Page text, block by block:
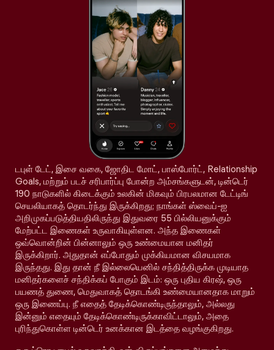
டபுள் டேட், இசை வகை, ஜோதிட மோட், பாஸ்போர்ட், Relationship
Goals, மற்றும் படச் சரிபார்ப்பு போன்ற அம்சங்களுடன், டின்டெர்
190 நாடுகளில் கிடைக்கும் உலகின் மிகவும் பிரபலமான டேட்டிங்
செயலியாகத் தொடர்ந்து இருக்கிறது; நாங்கள் ஸ்வைப்-ஐ
அறிமுகப்படுத்தியதிலிருந்து இதுவரை 55 பில்லியனுக்கும்
மேற்பட்ட இணைகள் உருவாகியுள்ளன. அந்த இணைகள்
ஒவ்வொன்றின் பின்னாலும் ஒரு உண்மையான மனிதர்
இருக்கிறார். அதுதான் எப்போதும் முக்கியமான விசயமாக
இருந்தது. இது தான் நீ இல்லையெனில் சந்தித்திருக்க முடியாத
மனிதர்களைச் சந்திக்கப் போகும் இடம்: ஒரு புதிய கிரஷ், ஒரு
பயணத் துணை, மெதுவாகத் தொடங்கி உண்மையானதாக மாறும்
ஒரு இணைப்பு. நீ எதைத் தேடிக்கொண்டிருந்தாலும், அல்லது
இன்னும் எதையும் தேடிக்கொண்டிருக்காவிட்டாலும், அதை
புரிந்துகொள்ள டின்டெர் உனக்கான இடத்தை வழங்குகிறது.